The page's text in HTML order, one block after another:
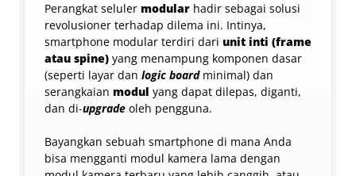
Perangkat seluler modular hadir sebagai solusi
revolusioner terhadap dilema ini. Intinya,
smartphone modular terdiri dari unit inti (frame
atau spine) yang menampung komponen dasar
(seperti layar dan logic boardminimal) dan
serangkaian modul yang dapat dilepas, diganti,
dan di-upgrade oleh pengguna.
Bayangkan sebuah smartphone di mana Anda
bisa mengganti modul kamera lama dengan